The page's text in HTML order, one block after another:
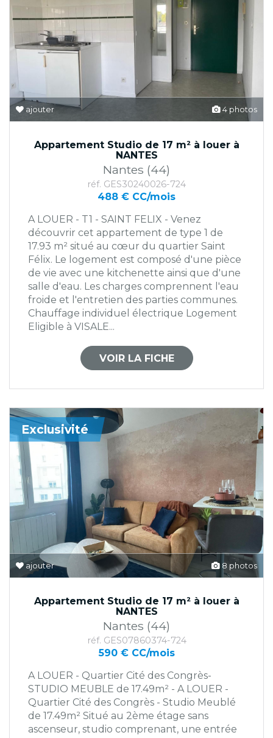
4 photos
ajouter
Appartement Studio de 17 m² à louer à
NANTES
Nantes (44)
réf. GES30240026-724
488 € CC/mois
A LOUER - T1 - SAINT FELIX - Venez
découvrir cet appartement de type 1 de
17.93 m² situé au cœur du quartier Saint
Félix. Le logement est composé d'une pièce
de vie avec une kitchenette ainsi que d'une
salle d'eau. Les charges comprennent l'eau
froide et l'entretien des parties communes.
Chauffage individuel électrique Logement
Eligible à VISALE...
VOIR LA FICHE
8 photos
ajouter
Exclusivité
Appartement Studio de 17 m² à louer à
NANTES
Nantes (44)
réf. GES07860374-724
590 € CC/mois
A LOUER - Quartier Cité des Congrès-
STUDIO MEUBLE de 17.49m² - A LOUER -
Quartier Cité des Congrès - Studio Meublé
de 17.49m² Situé au 2ème étage sans
ascenseur, studio comprenant, une entrée